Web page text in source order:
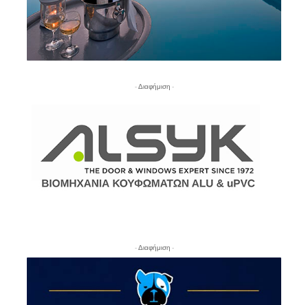
- Διαφήμιση -
- Διαφήμιση -